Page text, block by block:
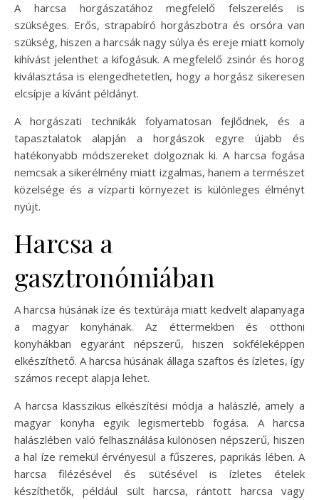
A harcsa horgászatához megfelelő felszerelés is
szükséges. Erős, strapabíró horgászbotra és orsóra van
szükség, hiszen a harcsák nagy súlya és ereje miatt komoly
kihívást jelenthet a kifogásuk. A megfelelő zsinór és horog
kiválasztása is elengedhetetlen, hogy a horgász sikeresen
elcsípje a kívánt példányt.
A horgászati technikák folyamatosan fejlődnek, és a
tapasztalatok alapján a horgászok egyre újabb és
hatékonyabb módszereket dolgoznak ki. A harcsa fogása
nemcsak a sikerélmény miatt izgalmas, hanem a természet
közelsége és a vízparti környezet is különleges élményt
nyújt.
Harcsa a
gasztronómiában
A harcsa húsának íze és textúrája miatt kedvelt alapanyaga
a magyar konyhának. Az éttermekben és otthoni
konyhákban egyaránt népszerű, hiszen sokféleképpen
elkészíthető. A harcsa húsának állaga szaftos és ízletes, így
számos recept alapja lehet.
A harcsa klasszikus elkészítési módja a halászlé, amely a
magyar konyha egyik legismertebb fogása. A harcsa
halászlében való felhasználása különösen népszerű, hiszen
a hal íze remekül érvényesül a fűszeres, paprikás lében. A
harcsa filézésével és sütésével is ízletes ételek
készíthetők, például sült harcsa, rántott harcsa vagy